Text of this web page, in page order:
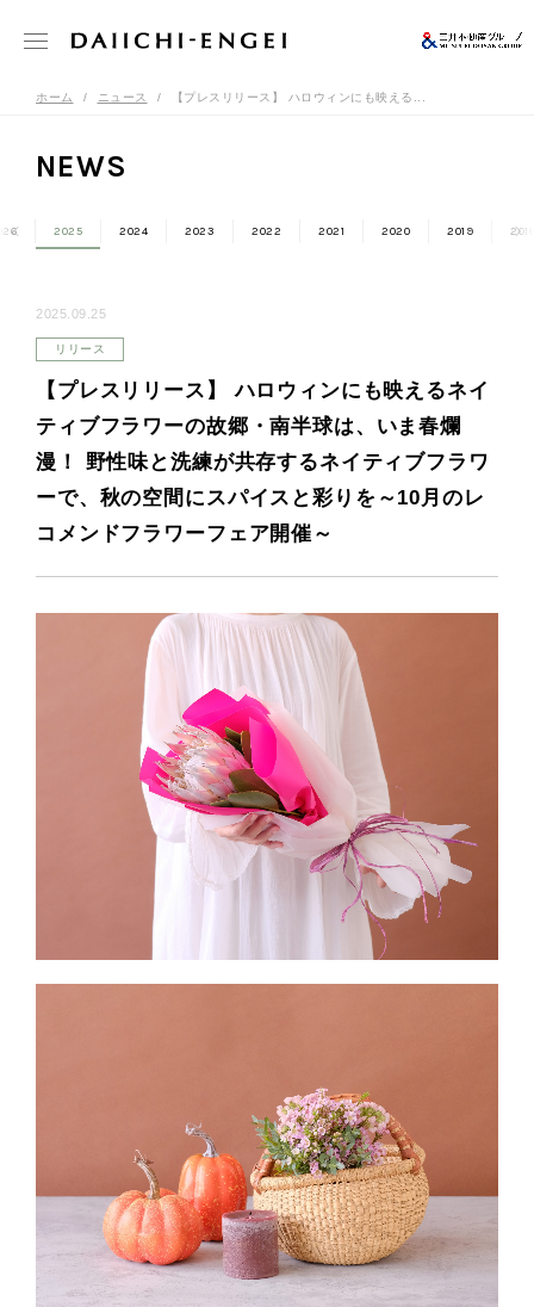
ホーム ニュース 【プレスリリース】 ハロウィンにも映える...
NEWS
2025 2024 2023 2022 2021 2020 2019 2018
2025.09.25
リリース
【プレスリリース】 ハロウィンにも映えるネイ
ティブフラワーの故郷・南半球は、いま春爛
漫！ 野性味と洗練が共存するネイティブフラワ
ーで、秋の空間にスパイスと彩りを～10月のレ
コメンドフラワーフェア開催～